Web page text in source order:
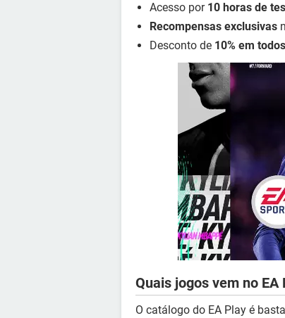
Acesso por 10 horas de
Recompensas exclusivas
Desconto de 10% em
Quais jogos vem no EA
O catálogo do EA Play é